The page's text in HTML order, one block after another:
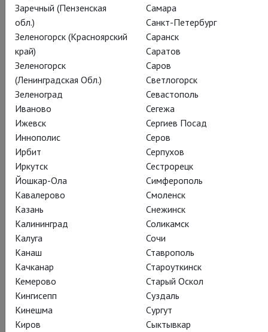
Уильям Шекспир
Глобус: Зимняя сказка
Globe: The Winter's Tale
Беспроблемная глобусовская постановка
одной из «проблемных» поздних пьес
Шекспира
«Зимняя сказка» – манифест тотальной драматургической
свободы позднего Шекспира – оживает на сцене «Глобуса»
в постановке ветерана TheatreHD Бланш Макинтайр.
Подобно большому дирижеру, выжимающему из оркестра
всю полноту и богатство звука, Макинтайр заставляет
своих актеров показывать все, на что они способны.
Смотреть онлайн за 550 ₽
Заречный (Пензенская
обл.)
Зеленогорск (Красноярский
край)
Зеленогорск
(Ленинградская Обл.)
Зеленоград
Иваново
Ижевск
Иннополис
Ирбит
Иркутск
Йошкар-Ола
Кавалерово
Казань
Калининград
Калуга
Канаш
Качканар
Кемерово
Кингисепп
Кинешма
Киров
Самара
Санкт-Петербург
Саранск
Саратов
Саров
Светлогорск
Севастополь
Сегежа
Сергиев Посад
Серов
Серпухов
Сестрорецк
Симферополь
Смоленск
Снежинск
Соликамск
Сочи
Ставрополь
Староуткинск
Старый Оскол
Суздаль
Сургут
Сыктывкар